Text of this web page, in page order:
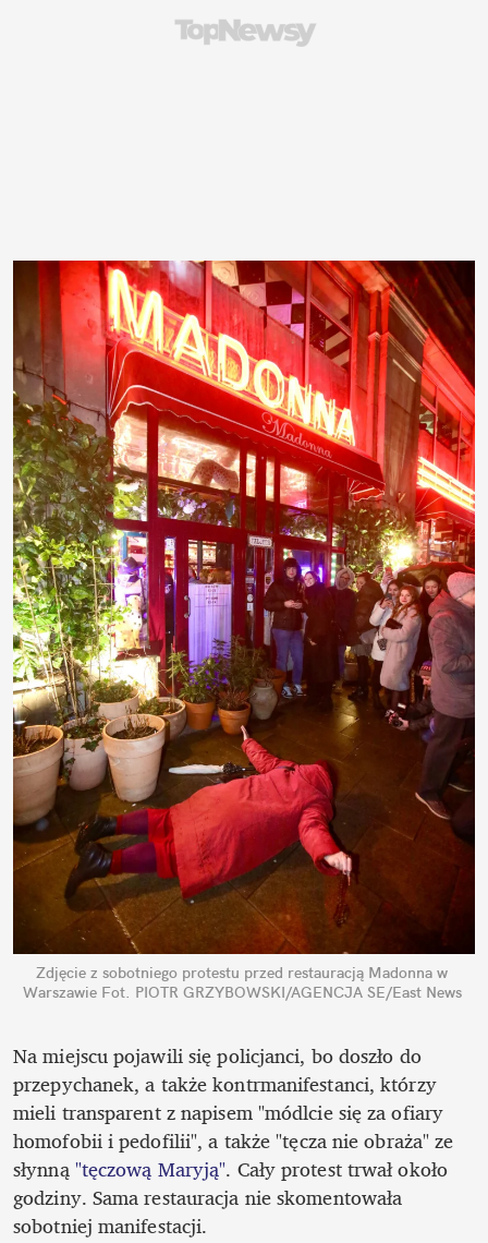
Zdjęcie z sobotniego protestu przed restauracją Madonna w
Warszawie Fot. PIOTR GRZYBOWSKI/AGENCJA SE/East News
Na miejscu pojawili się policjanci, bo doszło do
przepychanek, a także kontrmanifestanci, którzy
mieli transparent z napisem "módlcie się za ofiary
homofobii i pedofilii", a także "tęcza nie obraża" ze
słynną "tęczową Maryją". Cały protest trwał około
godziny. Sama restauracja nie skomentowała
sobotniej manifestacji.